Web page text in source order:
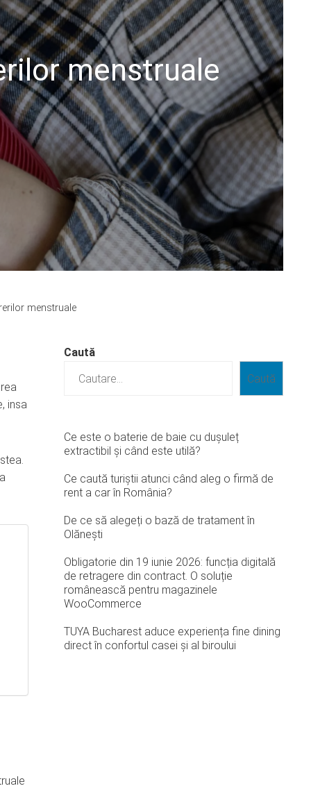
menstruale
menstruale
insa
Caută
Caută
Ce este o baterie de baie cu dușuleț
extractibil și când este utilă?
Ce caută turiștii atunci când aleg o firmă de
rent a car în România?
De ce să alegeți o bază de tratament în
Olănești
Obligatorie din 19 iunie 2026: funcția digitală
de retragere din contract. O soluție
românească pentru magazinele
WooCommerce
TUYA Bucharest aduce experiența fine dining
direct în confortul casei și al biroului